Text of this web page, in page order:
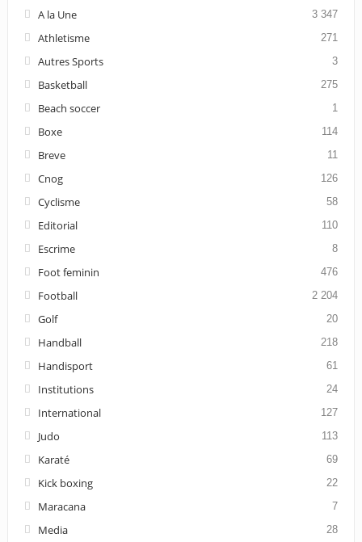
A la Une 3 347
Athletisme 271
Autres Sports 3
Basketball 275
Beach soccer 1
Boxe 114
Breve 11
Cnog 126
Cyclisme 58
Editorial 110
Escrime 8
Foot feminin 476
Football 2 204
Golf 20
Handball 218
Handisport 61
Institutions 24
International 127
Judo 113
Karaté 69
Kick boxing 22
Maracana 7
Media 28